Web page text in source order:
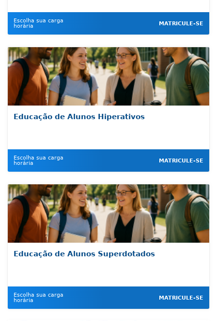
Escolha sua carga
horária
MATRICULE-SE
Educação de Alunos Hiperativos
Escolha sua carga
horária
MATRICULE-SE
Educação de Alunos Superdotados
Escolha sua carga
horária
MATRICULE-SE